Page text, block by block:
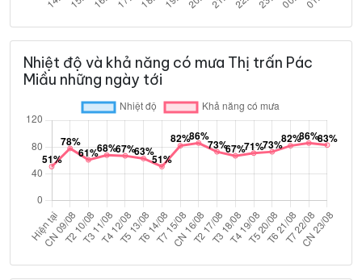
Nhiệt độ và khả năng có mưa Thị trấn Pác
Miầu những ngày tới